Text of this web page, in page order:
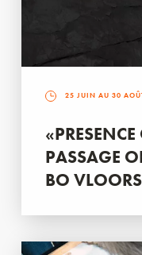
25 JUIN AU 30
PASSAGE
BO VLOORS